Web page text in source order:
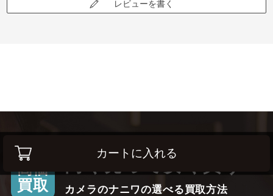
カートに入れる
レビューを書く
高価
買取
高く売って安く買う！
カメラのナニワの選べる買取方法